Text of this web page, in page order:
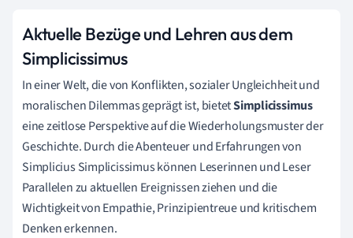
Aktuelle Bezüge und Lehren aus dem
Simplicissimus
In einer Welt, die von Konflikten, sozialer Ungleichheit und
moralischen Dilemmas geprägt ist, bietetSimplicissimus
eine zeitlose Perspektive auf die Wiederholungsmuster der
Geschichte. Durch die Abenteuer und Erfahrungen von
Simplicius Simplicissimus können Leserinnen und Leser
Parallelen zu aktuellen Ereignissen ziehen und die
Wichtigkeit von Empathie, Prinzipientreue und kritischem
Denken erkennen.